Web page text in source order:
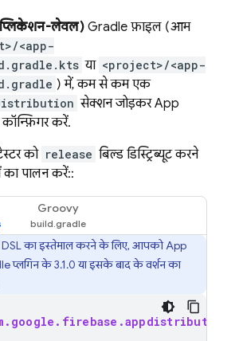
लेवल)Gradle फ़ाइल (आम
<app-
या <project>/<app-
) में, कम से कम एक
सेक्शन जोड़करApp
करें.
को release बिल्ड डिस्ट्रिब्यूट करने
का पालन करें::
Groovy
का इस्तेमाल करने के लिए, आपकोApp
प्लगिन के 3.1.0 या इसके बाद के वर्शन का